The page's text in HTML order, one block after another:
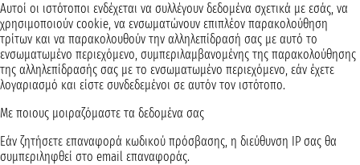
Αυτοί οι ιστότοποι ενδέχεται να συλλέγουν δεδομένα σχετικά με εσάς, να
χρησιμοποιούν cookie, να ενσωματώνουν επιπλέον παρακολούθηση
τρίτων και να παρακολουθούν την αλληλεπίδρασή σας με αυτό το
ενσωματωμένο περιεχόμενο, συμπεριλαμβανομένης της παρακολούθησης
της αλληλεπίδρασής σας με το ενσωματωμένο περιεχόμενο, εάν έχετε
λογαριασμό και είστε συνδεδεμένοι σε αυτόν τον ιστότοπο.
Με ποιους μοιραζόμαστε τα δεδομένα σας
Εάν ζητήσετε επαναφορά κωδικού πρόσβασης, η διεύθυνση IP σας θα
συμπεριληφθεί στο email επαναφοράς.